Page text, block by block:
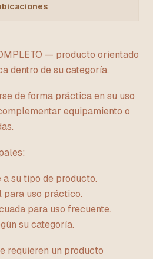
— producto orientado
dentro de su categoría.
de forma práctica en su uso
equipamiento o
su tipo de producto.
para uso práctico.
para uso frecuente.
su categoría.
requieren un producto